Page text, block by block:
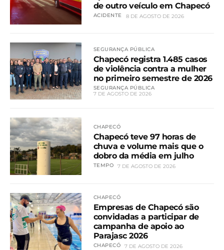
de outro veículo em Chapecó
ACIDENTE 8 DE AGOSTO DE 2026
SEGURANÇA PÚBLICA
Chapecó registra 1.485 casos
de violência contra a mulher
no primeiro semestre de 2026
SEGURANÇA PÚBLICA
7 DE AGOSTO DE 2026
CHAPECÓ
Chapecó teve 97 horas de
chuva e volume mais que o
dobro da média em julho
TEMPO 7 DE AGOSTO DE 2026
CHAPECÓ
Empresas de Chapecó são
convidadas a participar de
campanha de apoio ao
Parajasc 2026
CHAPECÓ 7 DE AGOSTO DE 2026